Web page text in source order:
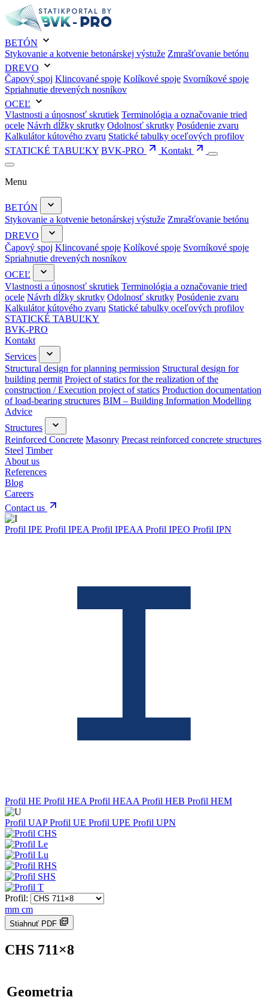
BETÓN
Stykovanie a kotvenie betonárskej výstuže Zmrašťovanie betónu
DREVO
Čapový spoj Klincované spoje Kolíkové spoje Svorníkové spoje
Spriahnutie drevených nosníkov
OCEĽ
Vlastnosti a únosnosť skrutiek Terminológia a označovanie tried
ocele Návrh dĺžky skrutky Odolnosť skrutky Posúdenie zvaru
Kalkulátor kútového zvaru Statické tabulky oceľových profilov
STATICKÉ TABUĽKY BVK-PRO Kontakt
Menu
BETÓN
Stykovanie a kotvenie betonárskej výstuže Zmrašťovanie betónu
DREVO
Čapový spoj Klincované spoje Kolíkové spoje Svorníkové spoje
Spriahnutie drevených nosníkov
OCEĽ
Vlastnosti a únosnosť skrutiek Terminológia a označovanie tried
ocele Návrh dĺžky skrutky Odolnosť skrutky Posúdenie zvaru
Kalkulátor kútového zvaru Statické tabulky oceľových profilov
STATICKÉ TABUĽKY
BVK-PRO
Kontakt
Services
Structural design for planning permission Structural design for
building permit Project of statics for the realization of the
construction / Execution project of statics Production documentation
of load-bearing structures BIM – Building Information Modelling
Advice
Structures
Reinforced Concrete Masonry Precast reinforced concrete structures
Steel Timber
About us
References
Blog
Careers
Contact us
Profil IPE Profil IPEA Profil IPEAA Profil IPEO Profil IPN
Profil HE Profil HEA Profil HEAA Profil HEB Profil HEM
Profil UAPProfil UE Profil UPE Profil UPN
Profil:
mm cm
Stiahnuť PDF
CHS 711×8
Geometria